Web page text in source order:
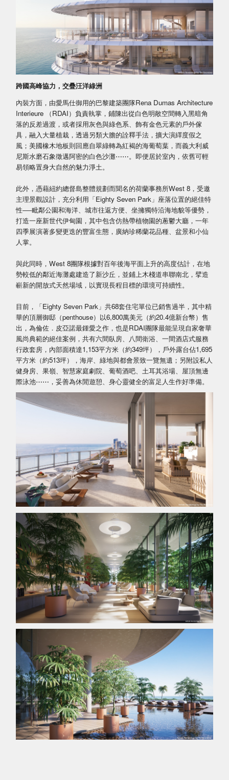
跨國高峰協力，交疊汪洋綠洲
內裝方面，由愛馬仕御用的巴黎建築團隊Rena Dumas Architecture
Interieure （RDAI）負責執掌，鋪陳出從白色明敞空間轉入黑暗角
落的反差過渡，或者採用灰色與綠色系、飾有金色元素的戶外傢
具，融入大量植栽，透過另類大膽的詮釋手法，擴大演繹度假之
風；美國橡木地板則回應自翠綠轉為紅褐的海葡萄葉，而義大利威
尼斯水磨石象徵邁阿密的白色沙灘⋯⋯。即便居於室內，依舊可輕
易領略置身大自然的魅力淨土。
此外，憑藉紐約總督島整體規劃而聞名的荷蘭事務所West 8，受邀
主理景觀設計，充分利用「Eighty Seven Park」座落位置的絕佳特
性──毗鄰公園和海洋、城市往返方便、坐擁獨特沿海地貌等優勢，
打造一座新世代伊甸園，其中包含仿熱帶植物園的蔥鬱大廳，一年
四季展演著多變更迭的豐富生態，廣納珍稀蘭花品種、盆景和小仙
人掌。
與此同時，West 8團隊根據對百年後海平面上升的高度估計，在地
勢較低的鄰近海灘處建造了新沙丘，並鋪上木棧道串聯南北，擘造
嶄新的開放式天然場域，以實現長程目標的環境可持續性。
目前，「Eighty Seven Park」共68套住宅單位已銷售過半，其中精
華的頂層御邸（penthouse）以6,800萬美元（約20.4億新台幣）售
出，為倫佐．皮亞諾最鍾愛之作，也是RDAI團隊最能呈現自家奢華
風尚典範的絕佳案例，共有六間臥房、八間衛浴、一間酒店式服務
行政套房，內部面積達1,153平方米（約349坪），戶外露台佔1,695
平方米（約513坪），海岸、綠地與都會景致一覽無遺；另附設私人
健身房、果嶺、智慧家庭劇院、葡萄酒吧、土耳其浴場、屋頂無邊
際泳池⋯⋯，妥善為休閒遊憩、身心靈健全的富足人生作好準備。